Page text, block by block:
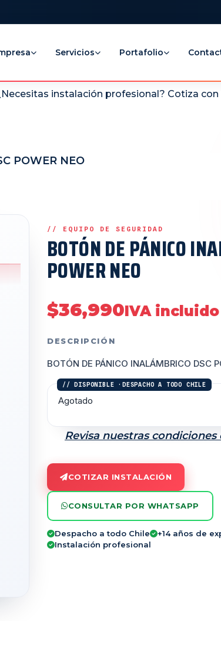
Servicios Portafolio
instalación profesional? Cotiza
POWER NEO
BOTÓN DE PÁNICO
POWER NEO
$36,990IVA incluido
DESCRIPCIÓN
BOTÓN DE PÁNICO INALÁMBRICO DSC
Agotado
Revisa nuestras condiciones
COTIZAR INSTALACIÓN
CONSULTAR POR WHATSAPP
Despacho a todo Chile
+14 años de
Instalación profesional